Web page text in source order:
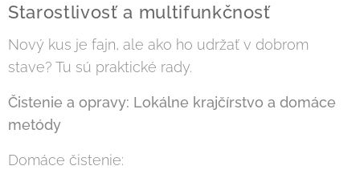
Starostlivosť a multifunkčnosť
Nový kus je fajn, ale ako ho udržať v dobrom
stave? Tu sú praktické rady.
Čistenie a opravy: Lokálne krajčírstvo a domáce
metódy
Domáce čistenie: